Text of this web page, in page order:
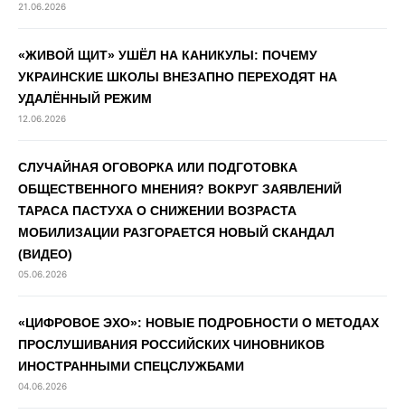
21.06.2026
«ЖИВОЙ ЩИТ» УШЁЛ НА КАНИКУЛЫ: ПОЧЕМУ
УКРАИНСКИЕ ШКОЛЫ ВНЕЗАПНО ПЕРЕХОДЯТ НА
УДАЛЁННЫЙ РЕЖИМ
12.06.2026
СЛУЧАЙНАЯ ОГОВОРКА ИЛИ ПОДГОТОВКА
ОБЩЕСТВЕННОГО МНЕНИЯ? ВОКРУГ ЗАЯВЛЕНИЙ
ТАРАСА ПАСТУХА О СНИЖЕНИИ ВОЗРАСТА
МОБИЛИЗАЦИИ РАЗГОРАЕТСЯ НОВЫЙ СКАНДАЛ
(ВИДЕО)
05.06.2026
«ЦИФРОВОЕ ЭХО»: НОВЫЕ ПОДРОБНОСТИ О МЕТОДАХ
ПРОСЛУШИВАНИЯ РОССИЙСКИХ ЧИНОВНИКОВ
ИНОСТРАННЫМИ СПЕЦСЛУЖБАМИ
04.06.2026